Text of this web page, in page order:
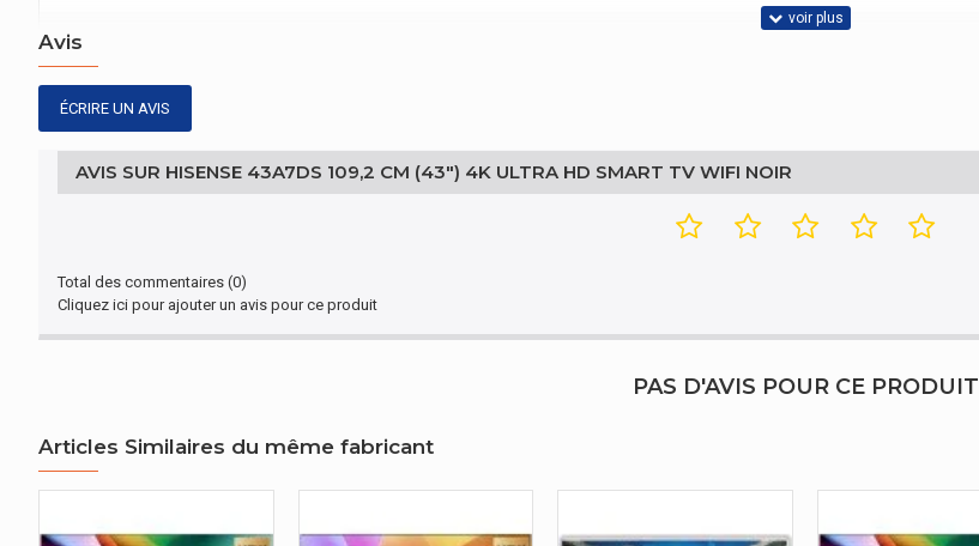
Diagonale verrerie (cm)
Angle de vision horizontal
Forme d'écran Plat
Prise en charge HDR Oui
ÉCRAN
ÉCRAN
Avis
ÉCRIRE UN AVIS
AVIS SUR HISENSE 43A7DS 109,2 CM (43") 4K ULTRA HD SMART TV WIFI NOIR
Total des commentaires (0)
Cliquez ici pour ajouter un avis pour ce produit
PAS D'AVIS POUR CE PRODUIT
Articles Similaires du même fabricant